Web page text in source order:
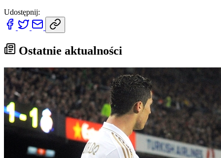
Udostępnij:
Ostatnie aktualności